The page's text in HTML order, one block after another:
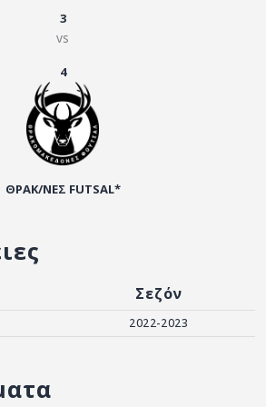
3
vs
4
ΘΡΑΚ/ΝΕΣ FUTSAL*
Σεζόν
2022-2023